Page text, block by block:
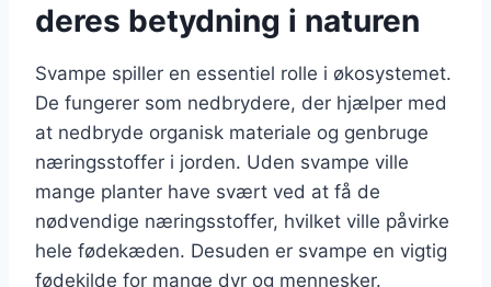
deres betydning i naturen
Svampe spiller en essentiel rolle i økosystemet.
De fungerer som nedbrydere, der hjælper med
at nedbryde organisk materiale og genbruge
næringsstoffer i jorden. Uden svampe ville
mange planter have svært ved at få de
nødvendige næringsstoffer, hvilket ville påvirke
hele fødekæden. Desuden er svampe en vigtig
fødekilde for mange dyr og mennesker.